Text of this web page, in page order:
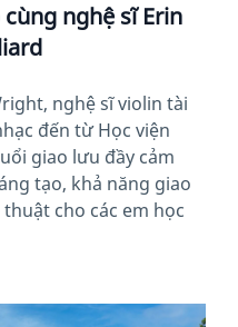
nghệ sĩ Erin
nghệ sĩ violin tài
đến từ Học viện
giao lưu đầy cảm
tạo, khả năng giao
cho các em học